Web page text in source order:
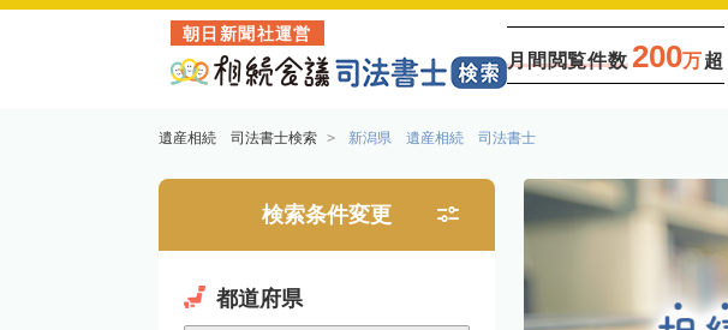
朝日新聞社運営
月間閲覧件数 200万超
遺産相続 司法書士検索 新潟県 遺産相続 司法書士
検索条件変更
都道府県